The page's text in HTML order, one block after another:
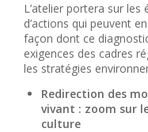
L’atelier portera sur
d’actions qui peuvent
façon dont ce
exigences des cadres
les stratégies
Redirection des
vivant : zoom sur
culture